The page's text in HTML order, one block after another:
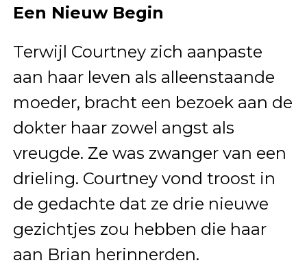
Een Nieuw Begin
Terwijl Courtney zich aanpaste
aan haar leven als alleenstaande
moeder, bracht een bezoek aan de
dokter haar zowel angst als
vreugde. Ze was zwanger van een
drieling. Courtney vond troost in
de gedachte dat ze drie nieuwe
gezichtjes zou hebben die haar
aan Brian herinnerden.